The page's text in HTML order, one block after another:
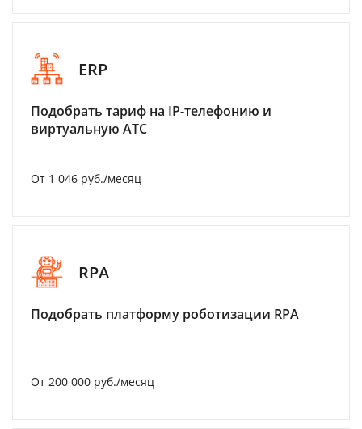
ERP
Подобрать тариф на IP-телефонию и
виртуальную АТС
От 1 046 руб./месяц
RPA
Подобрать платформу роботизации RPA
От 200 000 руб./месяц